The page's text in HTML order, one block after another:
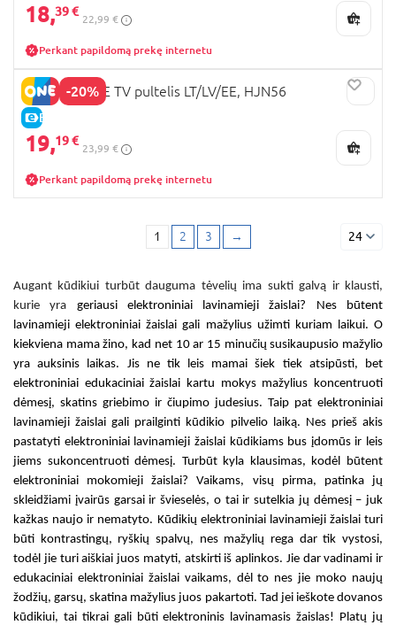
18,39 €
22,99 €
Perkant papildomą prekę internetu
-20%
E-KAINA
FISHER-PRICE TV pultelis LT/LV/EE, HJN56
19,19 €
23,99 €
Perkant papildomą prekę internetu
1 2 3 → 24
Augant kūdikiui turbūt dauguma tėvelių ima sukti galvą ir klausti,
kurie yra
geriausi elektroniniai lavinamieji žaislai? Nes būtent
lavinamieji elektroniniai žaislai gali mažylius užimti kuriam laikui. O
kiekviena mama žino, kad net 10 ar 15 minučių susikaupusio mažylio
yra auksinis laikas. Jis ne tik leis mamai šiek tiek atsipūsti, bet
elektroniniai edukaciniai žaislai kartu mokys mažylius koncentruoti
dėmesį, skatins griebimo ir čiupimo judesius. Taip pat elektroniniai
lavinamieji žaislai gali prailginti kūdikio pilvelio laiką. Nes prieš akis
pastatyti elektroniniai lavinamieji žaislai kūdikiamsbus įdomūs ir leis
jiems sukoncentruoti dėmesį. Turbūt kyla klausimas, kodėl būtent
elektroniniai mokomieji žaislai? Vaikams, visų pirma, patinka jų
skleidžiami įvairūs garsai ir švieselės, o tai ir sutelkia jų dėmesį – juk
kažkas naujo ir nematyto. Kūdikių elektroniniai lavinamieji žaislaituri
būti kontrastingų, ryškių spalvų, nes mažylių rega dar tik vystosi,
todėl jie turi aiškiai juos matyti, atskirti iš aplinkos. Jie dar vadinami ir
edukaciniai elektroniniai žaislai vaikams, dėl to nes jie moko naujų
žodžių, garsų, skatina mažylius juos pakartoti. Tad jei ieškote dovanos
kūdikiui, tai tikrai gali būtielektroninis lavinamasis žaislas! Platų jų